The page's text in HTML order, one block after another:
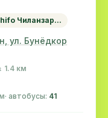
Чиланзар...
ул. Бунёдкор
1.4 км
· автобусы: 41